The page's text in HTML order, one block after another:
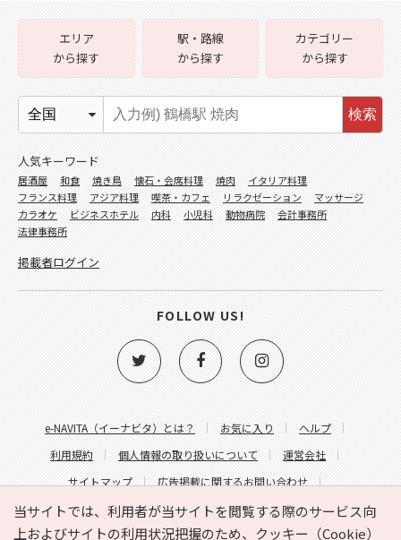
当サイトでは、利用者が当サイトを閲覧する際のサービス向
上およびサイトの利用状況把握のため、クッキー（Cookie）
e-NAVITA（イーナビタ）とは？ お気に入り
ヘルプ
利用規約
個人情報の取り扱いについて
運営会社
サイトマップ
広告掲載に関するお問い合わせ
サイトの内容に関するお問い合わせ
エリア
から探す
駅・路線
から探す
カテゴリー
から探す
検索
人気キーワード
居酒屋 和食 焼き鳥 懐石・会席料理 焼肉
イタリア料理
フランス料理
アジア料理 喫茶・カフェ リラクゼーション
マッサージ
カラオケ
ビジネスホテル 内科 小児科 動物病院
会計事務所
法律事務所
掲載者ログイン
FOLLOW US!